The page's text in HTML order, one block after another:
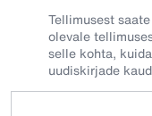
Tellimusest
olevale
selle kohta,
uudiskirjade